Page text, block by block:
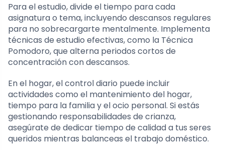
Para el estudio, divide el tiempo para cada
asignatura o tema, incluyendo descansos regulares
para no sobrecargarte mentalmente. Implementa
técnicas de estudio efectivas, como la Técnica
Pomodoro, que alterna periodos cortos de
concentración con descansos.
En el hogar, el control diario puede incluir
actividades como el mantenimiento del hogar,
tiempo para la familia y el ocio personal. Si estás
gestionando responsabilidades de crianza,
asegúrate de dedicar tiempo de calidad a tus seres
queridos mientras balanceas el trabajo doméstico.